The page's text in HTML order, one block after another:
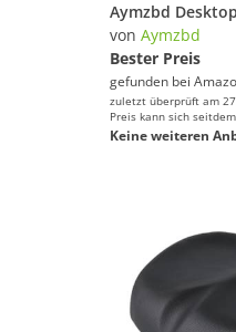
von Aymzbd
Bester Preis
gefunden bei
zuletzt überprüft am
Preis kann sich
Keine weiteren